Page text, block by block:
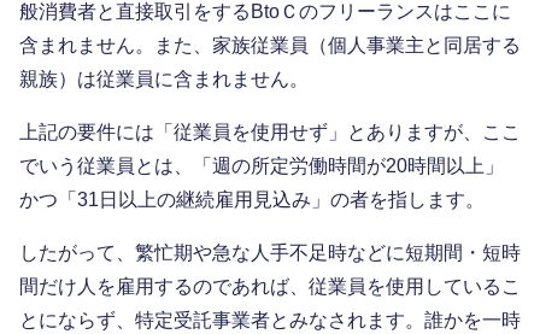
般消費者と直接取引をするBtoＣのフリーランスはここに
含まれません。また、家族従業員（個人事業主と同居する
親族）は従業員に含まれません。
上記の要件には「従業員を使用せず」とありますが、ここ
でいう従業員とは、「週の所定労働時間が20時間以上」
かつ「31日以上の継続雇用見込み」の者を指します。
したがって、繁忙期や急な人手不足時などに短期間・短時
間だけ人を雇用するのであれば、従業員を使用しているこ
とにならず、特定受託事業者とみなされます。誰かを一時